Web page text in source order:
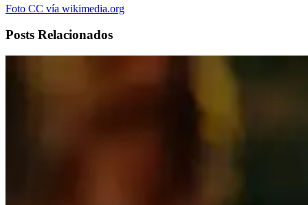
Foto CC vía wikimedia.org
Posts Relacionados